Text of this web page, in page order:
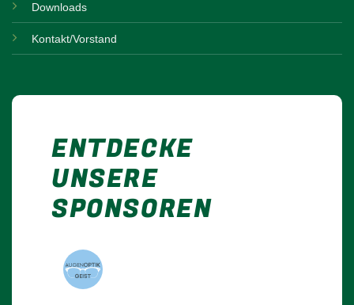
Downloads
Kontakt/Vorstand
ENTDECKE
UNSERE
SPONSOREN